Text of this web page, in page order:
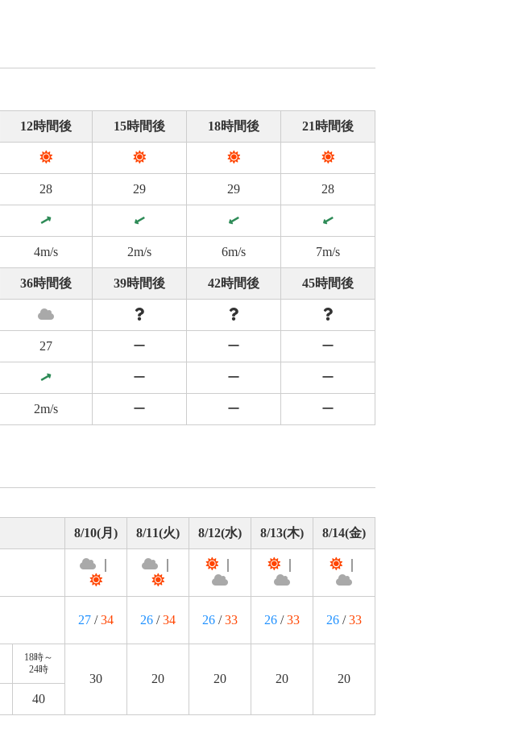
12時間後 15時間後 18時間後 21時間後
28 29 29 28
4m/s 2m/s 6m/s 7m/s
36時間後 39時間後 42時間後 45時間後
27 ー ー ー
ー ー ー
2m/s ー ー ー
8/10(月) 8/11(火) 8/12(水) 8/13(木) 8/14(金)
27 /34 26 /34 26 /33 26 /33 26 /33
18時～
24時
30 20 20 20
20
40